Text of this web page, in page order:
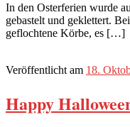
In den Osterferien wurde
gebastelt und geklettert.
geflochtene Körbe, es […]
Veröffentlicht am 18.
Happy